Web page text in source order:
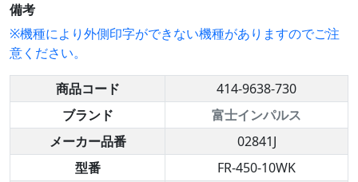
備考
※機種により外側印字ができない機種がありますのでご注
意ください。
商品コード
414-9638-730
ブランド
富士インパルス
メーカー品番
02841J
型番
FR-450-10WK